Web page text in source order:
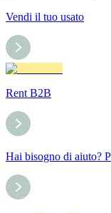
Vendi il tuo usato
Rent B2B
Hai bisogno di aiuto?